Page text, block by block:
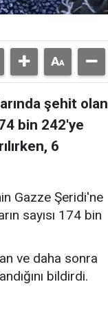
şehit olan
bin 242'ye
6
Gazze Şeridi'ne
sayısı 174 bin
ve daha sonra
bildirdi.